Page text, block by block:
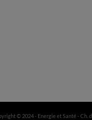
© 2024 - Energie et Santé - Ch.